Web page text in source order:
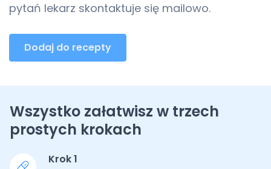
pytań lekarz skontaktuje się mailowo.
Dodaj do recepty
Wszystko załatwisz w trzech
prostych krokach
Krok 1